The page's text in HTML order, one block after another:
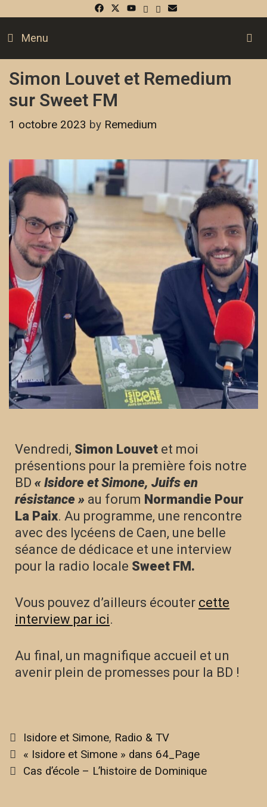
Menu
Simon Louvet et Remedium
sur Sweet FM
1 octobre 2023 by Remedium
Vendredi, Simon Louvet et moi
présentions pour la première fois notre
BD « Isidore et Simone, Juifs en
résistance » au forum Normandie Pour
La Paix. Au programme, une rencontre
avec des lycéens de Caen, une belle
séance de dédicace et une interview
pour la radio locale Sweet FM.
Vous pouvez d’ailleurs écouter cette
interview par ici.
Au final, un magnifique accueil et un
avenir plein de promesses pour la BD !
Isidore et Simone, Radio & TV
« Isidore et Simone » dans 64_Page
Cas d’école – L’histoire de Dominique